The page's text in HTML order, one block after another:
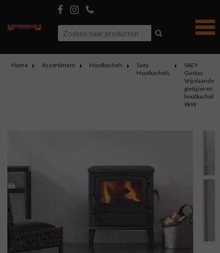
Home Assortiment Houtkachels
Saey
Houtkachels
SAEY
Gustav
Vrijstaande
gietijzeren
houtkachel
9kW